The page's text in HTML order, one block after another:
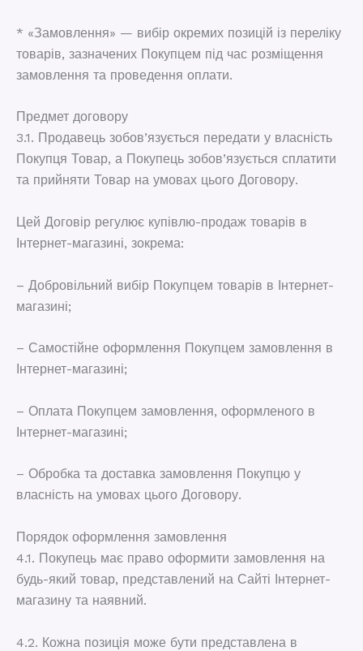
* «Замовлення» — вибір окремих позицій із переліку
товарів, зазначених Покупцем під час розміщення
замовлення та проведення оплати.
Предмет договору
3.1. Продавець зобов’язується передати у власність
Покупця Товар, а Покупець зобов’язується сплатити
та прийняти Товар на умовах цього Договору.
Цей Договір регулює купівлю-продаж товарів в
Інтернет-магазині, зокрема:
– Добровільний вибір Покупцем товарів в Інтернет-
магазині;
– Самостійне оформлення Покупцем замовлення в
Інтернет-магазині;
– Оплата Покупцем замовлення, оформленого в
Інтернет-магазині;
– Обробка та доставка замовлення Покупцю у
власність на умовах цього Договору.
Порядок оформлення замовлення
4.1. Покупець має право оформити замовлення на
будь-який товар, представлений на Сайті Інтернет-
магазину та наявний.
4.2. Кожна позиція може бути представлена ​​в